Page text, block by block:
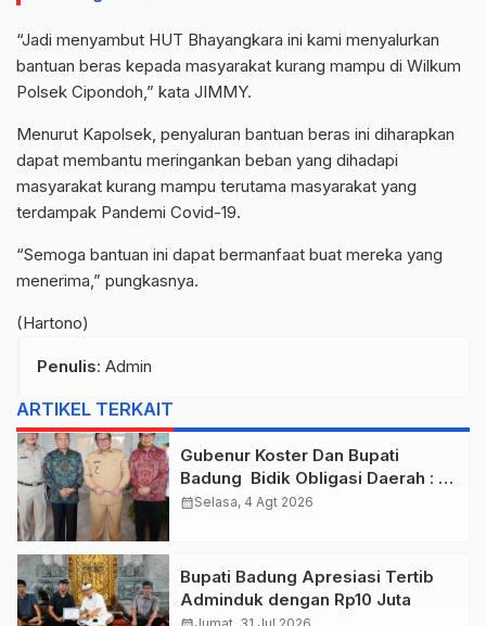
“Jadi menyambut HUT Bhayangkara ini kami menyalurkan
bantuan beras kepada masyarakat kurang mampu di Wilkum
Polsek Cipondoh,” kata JIMMY.
Menurut Kapolsek, penyaluran bantuan beras ini diharapkan
dapat membantu meringankan beban yang dihadapi
masyarakat kurang mampu terutama masyarakat yang
terdampak Pandemi Covid-19.
“Semoga bantuan ini dapat bermanfaat buat mereka yang
menerima,” pungkasnya.
(Hartono)
Penulis: Admin
ARTIKEL TERKAIT
Gubenur Koster Dan Bupati
Badung Bidik Obligasi Daerah :
Gaspol Bangun Infrastruktur
calendar_monthSelasa, 4 Agt 2026
Bupati Badung Apresiasi Tertib
Adminduk dengan Rp10 Juta